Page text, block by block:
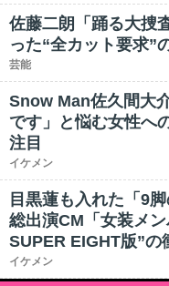
佐藤二朗「踊る大捜
った“全カット要求”
芸能
Snow Man佐久間大
です」と悩む女性へ
注目
イケメン
目黒蓮も入れた「9
総出演CM「女装メ
SUPER EIGHT版”の
イケメン